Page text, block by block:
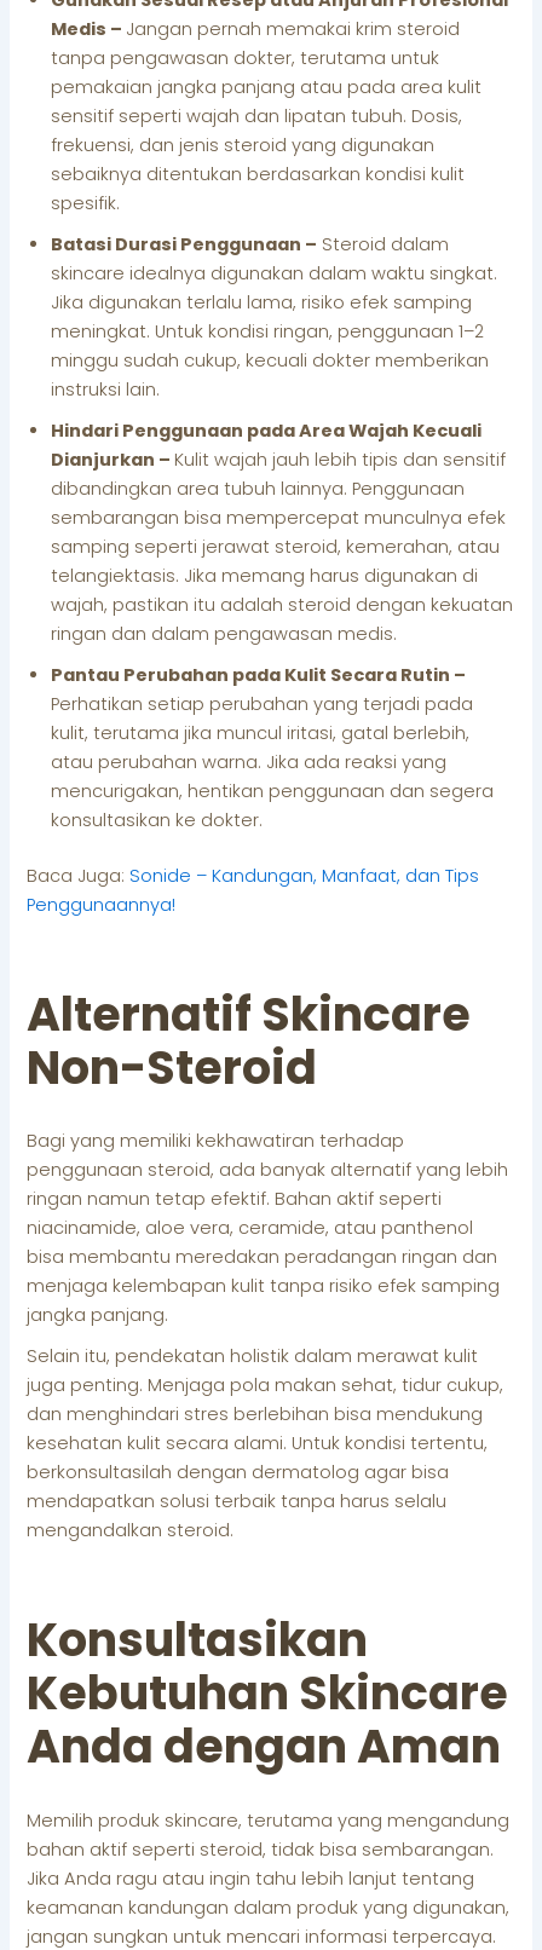
Medis – Jangan pernah memakai krim steroid
tanpa pengawasan dokter, terutama untuk
pemakaian jangka panjang atau pada area kulit
sensitif seperti wajah dan lipatan tubuh. Dosis,
frekuensi, dan jenis steroid yang digunakan
sebaiknya ditentukan berdasarkan kondisi kulit
spesifik.
Batasi Durasi Penggunaan – Steroid dalam
skincare idealnya digunakan dalam waktu singkat.
Jika digunakan terlalu lama, risiko efek samping
meningkat. Untuk kondisi ringan, penggunaan 1–2
minggu sudah cukup, kecuali dokter memberikan
instruksi lain.
Hindari Penggunaan pada Area Wajah Kecuali
Dianjurkan – Kulit wajah jauh lebih tipis dan sensitif
dibandingkan area tubuh lainnya. Penggunaan
sembarangan bisa mempercepat munculnya efek
samping seperti jerawat steroid, kemerahan, atau
telangiektasis. Jika memang harus digunakan di
wajah, pastikan itu adalah steroid dengan kekuatan
ringan dan dalam pengawasan medis.
Pantau Perubahan pada Kulit Secara Rutin –
Perhatikan setiap perubahan yang terjadi pada
kulit, terutama jika muncul iritasi, gatal berlebih,
atau perubahan warna. Jika ada reaksi yang
mencurigakan, hentikan penggunaan dan segera
konsultasikan ke dokter.
Baca Juga: Sonide – Kandungan, Manfaat, dan Tips
Penggunaannya!
Alternatif Skincare
Non-Steroid
Bagi yang memiliki kekhawatiran terhadap
penggunaan steroid, ada banyak alternatif yang lebih
ringan namun tetap efektif. Bahan aktif seperti
niacinamide, aloe vera, ceramide, atau panthenol
bisa membantu meredakan peradangan ringan dan
menjaga kelembapan kulit tanpa risiko efek samping
jangka panjang.
Selain itu, pendekatan holistik dalam merawat kulit
juga penting. Menjaga pola makan sehat, tidur cukup,
dan menghindari stres berlebihan bisa mendukung
kesehatan kulit secara alami. Untuk kondisi tertentu,
berkonsultasilah dengan dermatolog agar bisa
mendapatkan solusi terbaik tanpa harus selalu
mengandalkan steroid.
Konsultasikan
Kebutuhan Skincare
Anda dengan Aman
Memilih produk skincare, terutama yang mengandung
bahan aktif seperti steroid, tidak bisa sembarangan.
Jika Anda ragu atau ingin tahu lebih lanjut tentang
keamanan kandungan dalam produk yang digunakan,
jangan sungkan untuk mencari informasi terpercaya.